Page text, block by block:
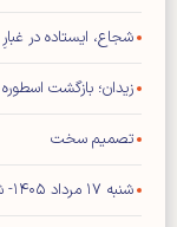
شجاع، ایستاده در
زیدان؛ بازگشت
تصمیم سخت
شنبه ۱۷ مرداد ۱۴۰۵- شماره ۳۵۶۳